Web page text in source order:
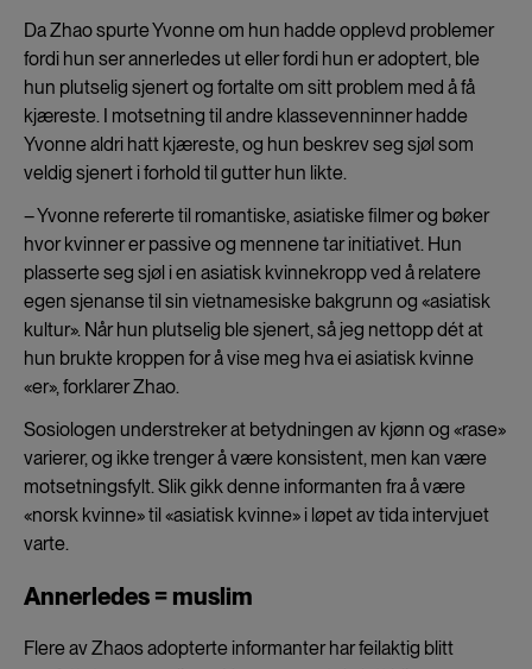
Da Zhao spurte Yvonne om hun hadde opplevd problemer
fordi hun ser annerledes ut eller fordi hun er adoptert, ble
hun plutselig sjenert og fortalte om sitt problem med å få
kjæreste. I motsetning til andre klassevenninner hadde
Yvonne aldri hatt kjæreste, og hun beskrev seg sjøl som
veldig sjenert i forhold til gutter hun likte.
– Yvonne refererte til romantiske, asiatiske filmer og bøker
hvor kvinner er passive og mennene tar initiativet. Hun
plasserte seg sjøl i en asiatisk kvinnekropp ved å relatere
egen sjenanse til sin vietnamesiske bakgrunn og «asiatisk
kultur». Når hun plutselig ble sjenert, så jeg nettopp dét at
hun brukte kroppen for å vise meg hva ei asiatisk kvinne
«er», forklarer Zhao.
Sosiologen understreker at betydningen av kjønn og «rase»
varierer, og ikke trenger å være konsistent, men kan være
motsetningsfylt. Slik gikk denne informanten fra å være
«norsk kvinne» til «asiatisk kvinne» i løpet av tida intervjuet
varte.
Annerledes = muslim
Flere av Zhaos adopterte informanter har feilaktig blitt